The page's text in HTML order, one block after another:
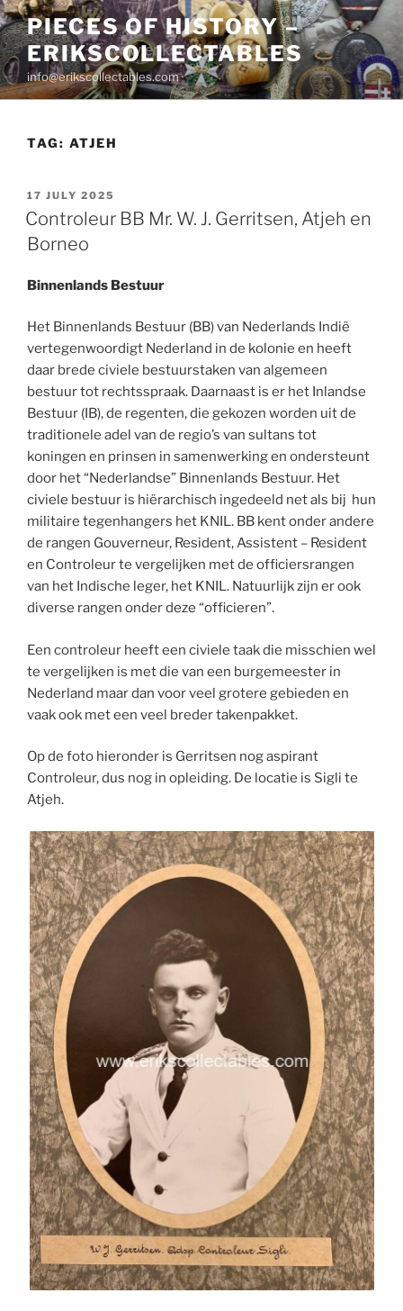
Skip
to
content
PIECES OF HISTORY –
ERIKSCOLLECTABLES
info@erikscollectables.com
TAG: ATJEH
POSTED
ON
17 JULY 2025
Controleur BB Mr. W. J. Gerritsen, Atjeh en
Borneo
Binnenlands Bestuur
Het Binnenlands Bestuur (BB) van Nederlands Indië
vertegenwoordigt Nederland in de kolonie en heeft
daar brede civiele bestuurstaken van algemeen
bestuur tot rechtsspraak. Daarnaast is er het Inlandse
Bestuur (IB), de regenten, die gekozen worden uit de
traditionele adel van de regio’s van sultans tot
koningen en prinsen in samenwerking en ondersteunt
door het “Nederlandse” Binnenlands Bestuur. Het
civiele bestuur is hiërarchisch ingedeeld net als bij hun
militaire tegenhangers het KNIL. BB kent onder andere
de rangen Gouverneur, Resident, Assistent – Resident
en Controleur te vergelijken met de officiersrangen
van het Indische leger, het KNIL. Natuurlijk zijn er ook
diverse rangen onder deze “officieren”.
Een controleur heeft een civiele taak die misschien wel
te vergelijken is met die van een burgemeester in
Nederland maar dan voor veel grotere gebieden en
vaak ook met een veel breder takenpakket.
Op de foto hieronder is Gerritsen nog aspirant
Controleur, dus nog in opleiding. De locatie is Sigli te
Atjeh.